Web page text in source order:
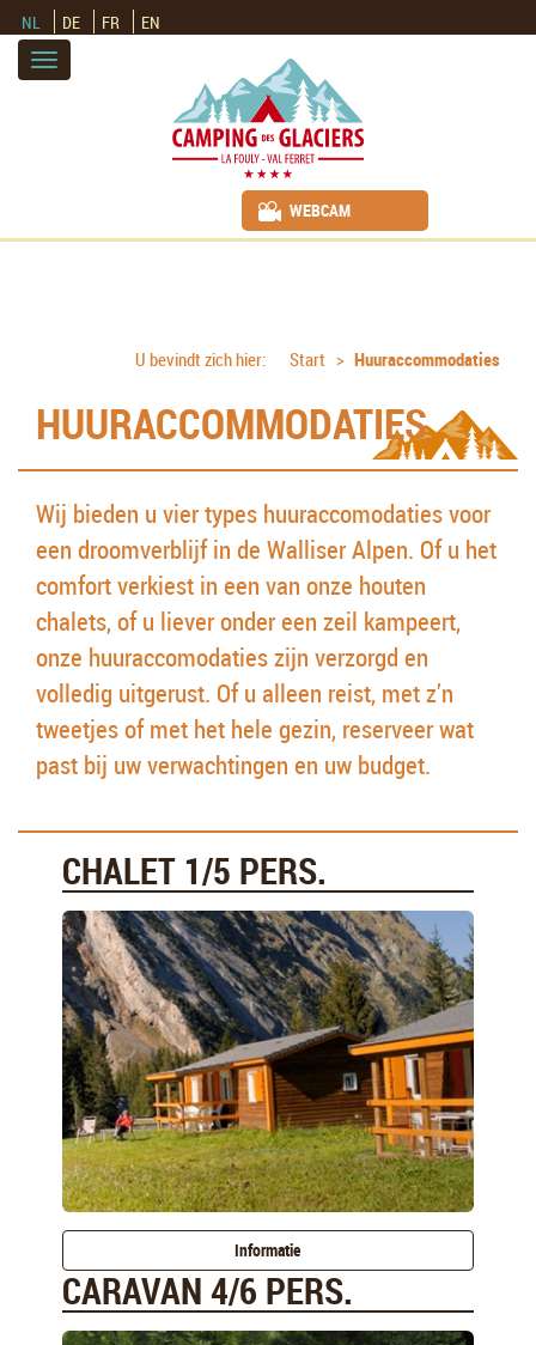
NL DE FR EN
WEBCAM
U bevindt zich hier: Start Huuraccommodaties
HUURACCOMMODATIES
Wij bieden u vier types huuraccomodaties voor
een droomverblijf in de Walliser Alpen. Of u het
comfort verkiest in een van onze houten
chalets, of u liever onder een zeil kampeert,
onze huuraccomodaties zijn verzorgd en
volledig uitgerust. Of u alleen reist, met z’n
tweetjes of met het hele gezin, reserveer wat
past bij uw verwachtingen en uw budget.
CHALET 1/5 PERS.
Informatie
CARAVAN 4/6 PERS.
Toggle
navigation